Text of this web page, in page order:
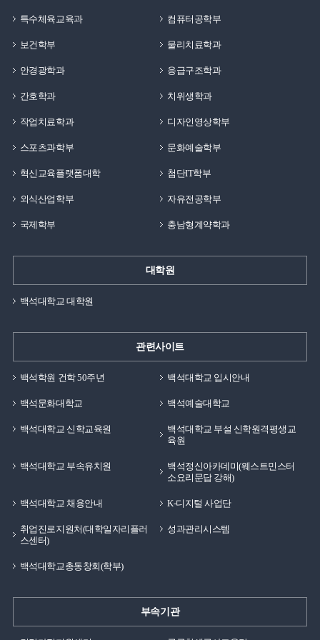
특수체육교육과 컴퓨터공학부
보건학부 물리치료학과
안경광학과 응급구조학과
간호학과 치위생학과
작업치료학과 디자인영상학부
스포츠과학부 문화예술학부
혁신교육플랫폼대학 첨단IT학부
외식산업학부 자유전공학부
국제학부 충남형계약학과
대학원
백석대학교 대학원
관련사이트
백석학원 건학 50주년 백석대학교 입시안내
백석문화대학교 백석예술대학교
백석대학교 신학교육원
백석대학교 부설 신학원격평생교
육원
백석대학교 부속유치원
백석정신아카데미(웨스트민스터
소요리문답 강해)
백석대학교 채용안내 K-디지털 사업단
취업진로지원처(대학일자리플러
스센터)
성과관리시스템
백석대학교총동창회(학부)
부속기관